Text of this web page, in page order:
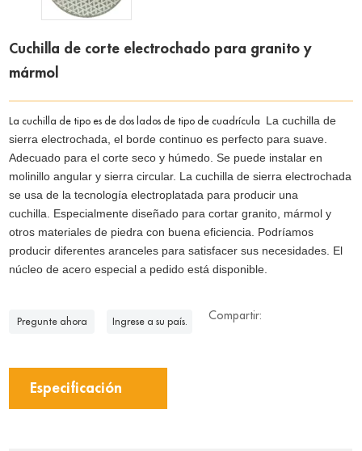
Cuchilla de corte electrochado para granito y
mármol
La cuchilla de tipo es de dos lados de tipo de cuadrícula
La cuchilla de
sierra electrochada, el borde continuo es perfecto para suave.
Adecuado para el corte seco y húmedo.Se puede instalar en
molinillo angular y sierra circular. La cuchilla de sierra electrochada
se usa de la tecnología electroplatada para producir una
cuchilla. Especialmente diseñado para cortar granito, mármol y
otros materiales de piedra con buena eficiencia.
Podríamos
producir diferentes aranceles para satisfacer sus necesidades. El
núcleo de acero especial a pedido está disponible.
Pregunte ahora Ingrese a su país.
Compartir:
Especificación